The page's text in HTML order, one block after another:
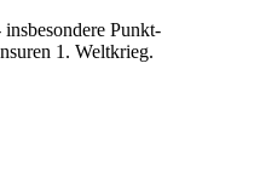
Punkt-
1. Weltkrieg.